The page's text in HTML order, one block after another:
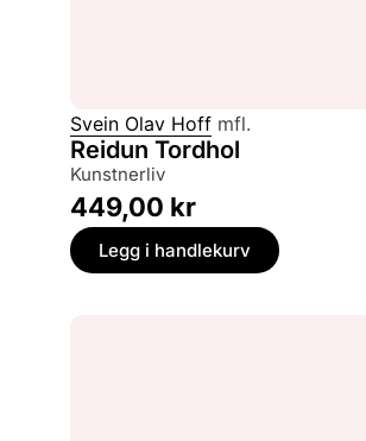
Svein Olav Hoff mfl.
Reidun Tordhol
kunstnerliv
449,00 kr
Legg i handlekurv